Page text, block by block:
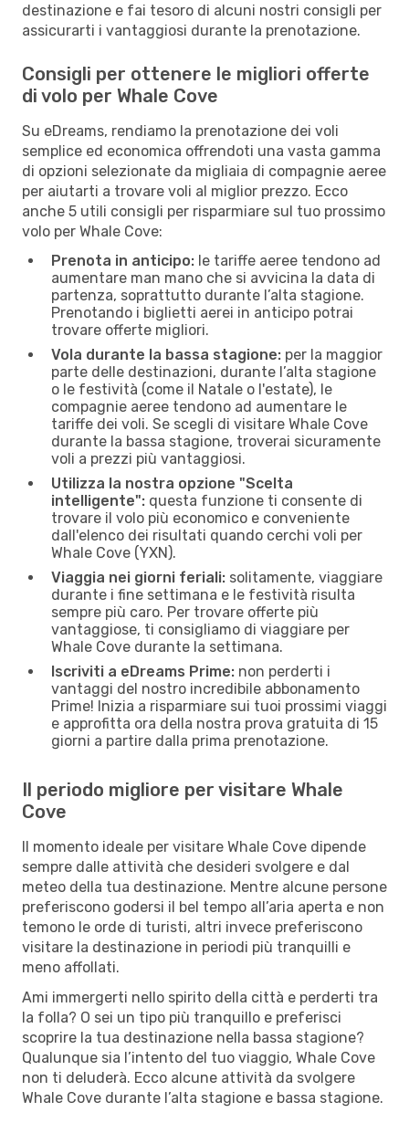
destinazione e fai tesoro di alcuni nostri consigli per
assicurarti i vantaggiosi durante la prenotazione.
Consigli per ottenere le migliori offerte
di volo per Whale Cove
Su eDreams, rendiamo la prenotazione dei voli
semplice ed economica offrendoti una vasta gamma
di opzioni selezionate da migliaia di compagnie aeree
per aiutarti a trovare voli al miglior prezzo. Ecco
anche 5 utili consigli per risparmiare sul tuo prossimo
volo per Whale Cove:
Prenota in anticipo: le tariffe aeree tendono ad
aumentare man mano che si avvicina la data di
partenza, soprattutto durante l’alta stagione.
Prenotando i biglietti aerei in anticipo potrai
trovare offerte migliori.
Vola durante la bassa stagione: per la maggior
parte delle destinazioni, durante l’alta stagione
o le festività (come il Natale o l'estate), le
compagnie aeree tendono ad aumentare le
tariffe dei voli. Se scegli di visitare Whale Cove
durante la bassa stagione, troverai sicuramente
voli a prezzi più vantaggiosi.
Utilizza la nostra opzione "Scelta
intelligente": questa funzione ti consente di
trovare il volo più economico e conveniente
dall'elenco dei risultati quando cerchi voli per
Whale Cove (YXN).
Viaggia nei giorni feriali: solitamente, viaggiare
durante i fine settimana e le festività risulta
sempre più caro. Per trovare offerte più
vantaggiose, ti consigliamo di viaggiare per
Whale Cove durante la settimana.
Iscriviti a eDreams Prime: non perderti i
vantaggi del nostro incredibile abbonamento
Prime! Inizia a risparmiare sui tuoi prossimi viaggi
e approfitta ora della nostra prova gratuita di 15
giorni a partire dalla prima prenotazione.
Il periodo migliore per visitare Whale
Cove
Il momento ideale per visitare Whale Cove dipende
sempre dalle attività che desideri svolgere e dal
meteo della tua destinazione. Mentre alcune persone
preferiscono godersi il bel tempo all’aria aperta e non
temono le orde di turisti, altri invece preferiscono
visitare la destinazione in periodi più tranquilli e
meno affollati.
Ami immergerti nello spirito della città e perderti tra
la folla? O sei un tipo più tranquillo e preferisci
scoprire la tua destinazione nella bassa stagione?
Qualunque sia l’intento del tuo viaggio, Whale Cove
non ti deluderà. Ecco alcune attività da svolgere
Whale Cove durante l’alta stagione e bassa stagione.